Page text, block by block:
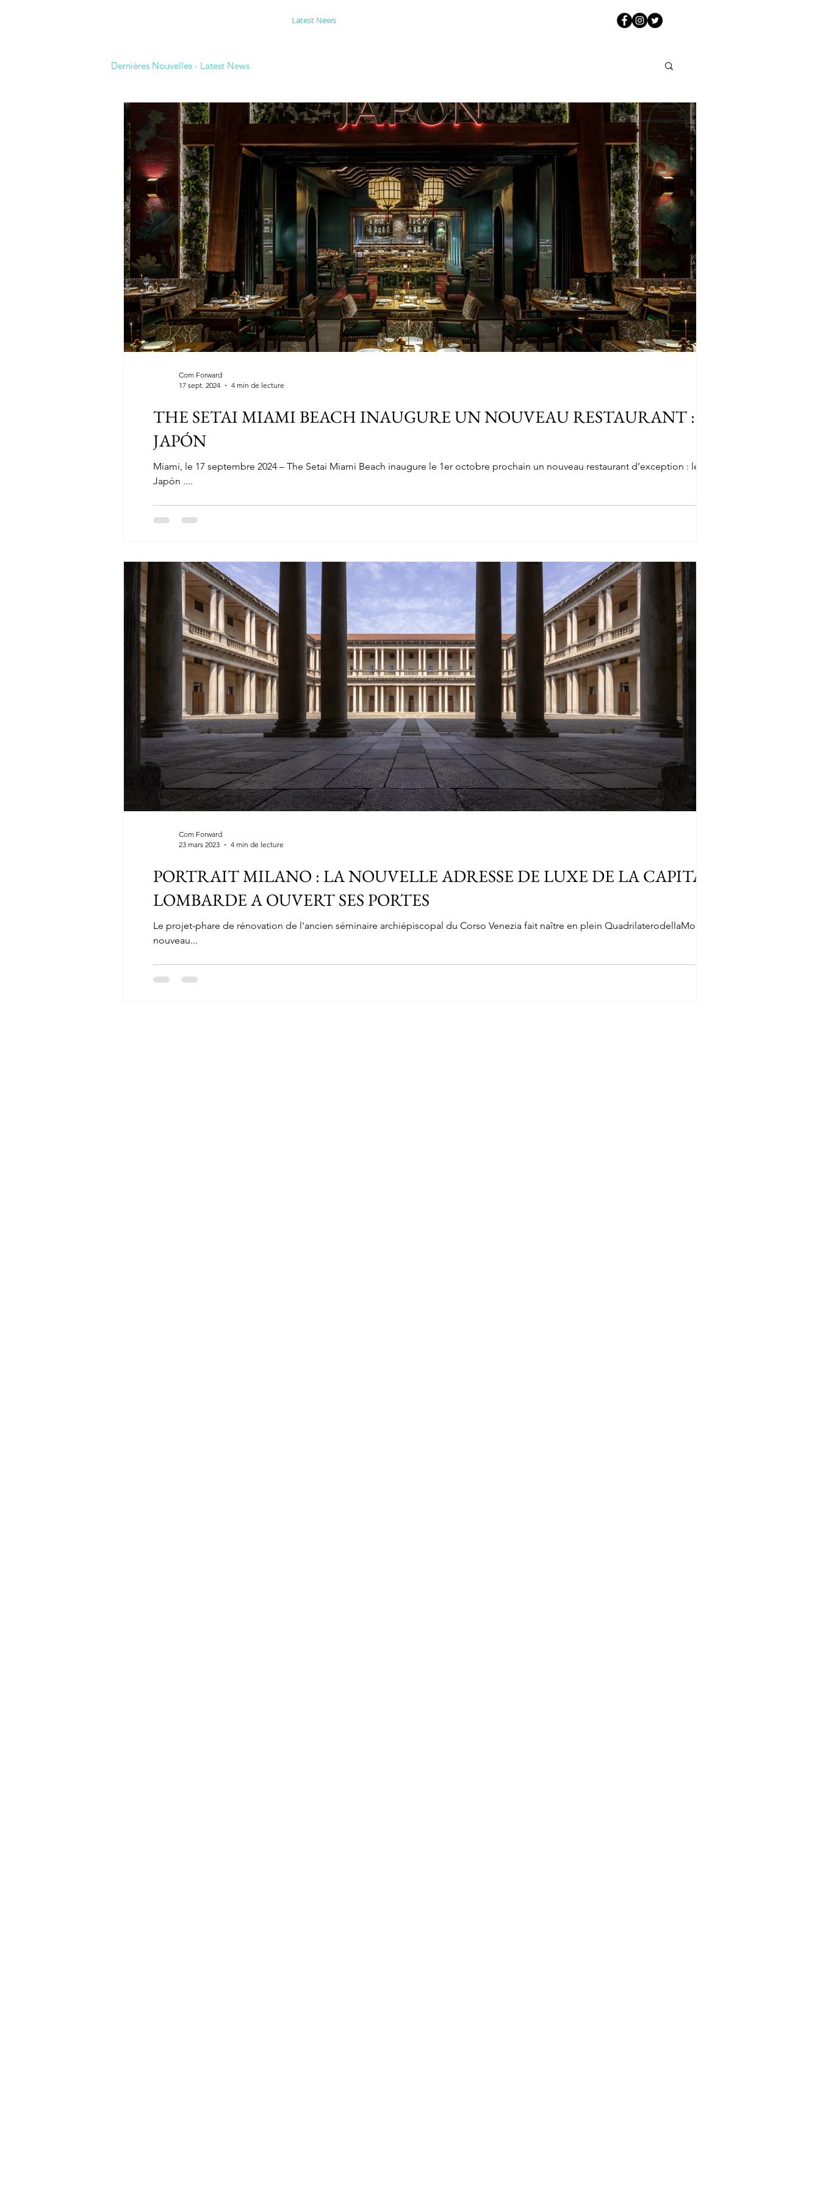
Latest News
Dernières Nouvelles - Latest News
THE SETAI MIAMI BEACH INAUGURE UN NOUVEAU RESTAURANT : LE
JAPÓN
Miami, le 17 septembre 2024 – The Setai Miami Beach inaugure le 1er octobre prochain un nouveau restaurant d’exception : le
Japón ....
Com Forward
17 sept. 2024
4 min de lecture
PORTRAIT MILANO : LA NOUVELLE ADRESSE DE LUXE DE LA CAPITALE
LOMBARDE A OUVERT SES PORTES
Le projet-phare de rénovation de l'ancien séminaire archiépiscopal du Corso Venezia fait naître en plein QuadrilaterodellaModa un
nouveau...
Com Forward
23 mars 2023
4 min de lecture